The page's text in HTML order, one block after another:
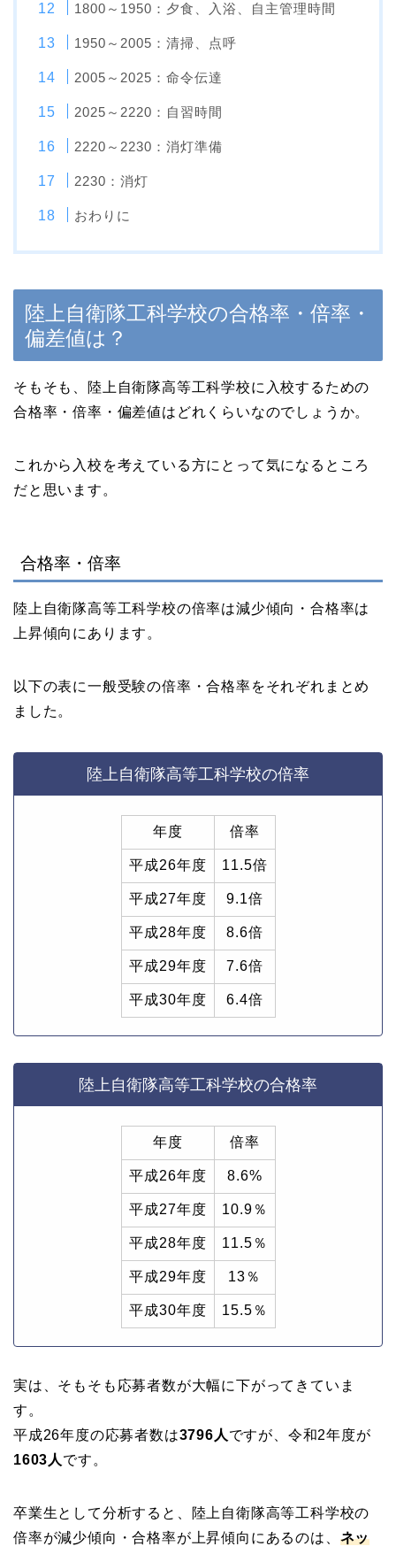
1800～1950：夕食、入浴、自主管理時間
1950～2005：清掃、点呼
2005～2025：命令伝達
2025～2220：自習時間
2220～2230：消灯準備
2230：消灯
おわりに
陸上自衛隊工科学校の合格率・倍率・
偏差値は？
そもそも、陸上自衛隊高等工科学校に入校するための
合格率・倍率・偏差値はどれくらいなのでしょうか。
これから入校を考えている方にとって気になるところ
だと思います。
合格率・倍率
陸上自衛隊高等工科学校の倍率は減少傾向・合格率は
上昇傾向にあります。
以下の表に一般受験の倍率・合格率をそれぞれまとめ
ました。
陸上自衛隊高等工科学校の倍率
年度 倍率
平成26年度 11.5倍
平成27年度 9.1倍
平成28年度 8.6倍
平成29年度 7.6倍
平成30年度 6.4倍
陸上自衛隊高等工科学校の合格率
年度 倍率
平成26年度 8.6%
平成27年度 10.9％
平成28年度 11.5％
平成29年度 13％
平成30年度 15.5％
実は、そもそも応募者数が大幅に下がってきていま
す。
平成26年度の応募者数は3796人 ですが、令和2年度が
1603人 です。
卒業生として分析すると、陸上自衛隊高等工科学校の
倍率が減少傾向・合格率が上昇傾向にあるのは、 ネッ